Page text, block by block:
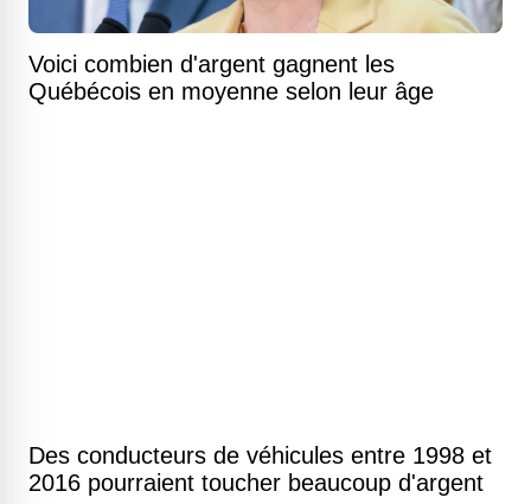
Voici combien d'argent gagnent les
Québécois en moyenne selon leur âge
Des conducteurs de véhicules entre 1998 et
2016 pourraient toucher beaucoup d'argent